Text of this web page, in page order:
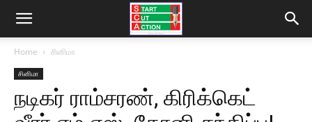
Home சினிமா
சினிமா
நடிகர் ராம்சரண், கிரிக்கெட்